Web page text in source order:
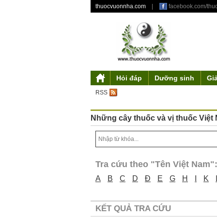
thuocvuonnha.com facebook.com/
Hỏi đáp
Dưỡng sinh
RSS
Những cây thuốc và vị thuốc Việt
Tra cứu theo "Tên Việt Nam":
A B C D Đ E G H K
KẾT QUẢ TRA CỨU